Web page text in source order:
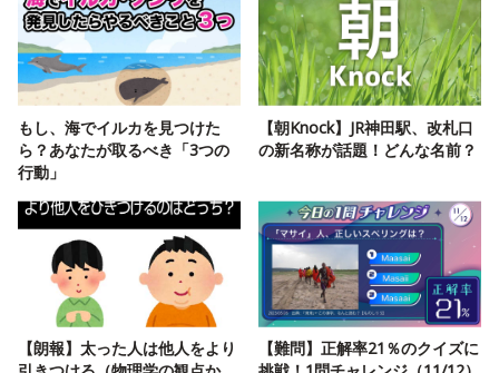
もし、海でイルカを見つけた
ら？あなたが取るべき「3つの
行動」
【朝Knock】JR神田駅、改札口
の新名称が話題！どんな名前？
【朗報】太った人は他人をより
【難問】正解率21％のクイズに